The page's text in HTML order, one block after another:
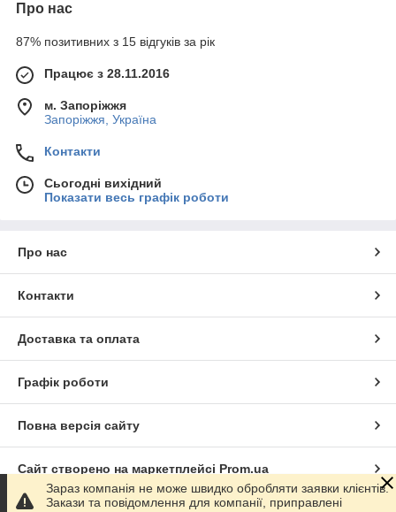
Про нас
87% позитивних з 15 відгуків за рік
Працює з 28.11.2016
м. Запоріжжя
Запоріжжя, Україна
Контакти
Сьогодні вихідний
Показати весь графік роботи
Про нас
Контакти
Доставка та оплата
Графік роботи
Повна версія сайту
Сайт створено на маркетплейсі Prom.ua
Зараз компанія не може швидко обробляти заявки клієнтів.
Закази та повідомлення для компанії, приправлені